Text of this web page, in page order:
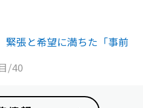
張と希望に満ちた「事前
/40